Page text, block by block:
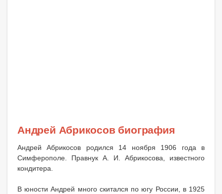
Андрей Абрикосов биография
Андрей Абрикосов родился 14 ноября 1906 года в
Симферополе. Правнук А. И. Абрикосова, известного
кондитера.
В юности Андрей много скитался по югу России, в 1925